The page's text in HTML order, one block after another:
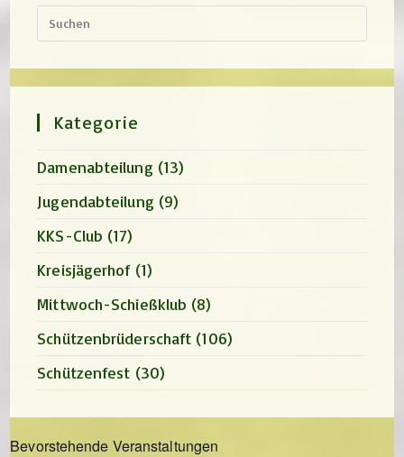
Kategorie
Damenabteilung (13)
Jugendabteilung (9)
KKS-Club (17)
Kreisjägerhof (1)
Mittwoch-Schießklub (8)
Schützenbrüderschaft (106)
Schützenfest (30)
Bevorstehende Veranstaltungen